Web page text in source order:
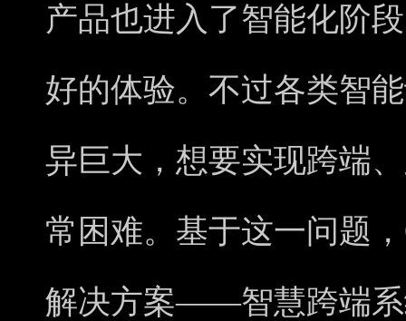
产品也进入了智能化阶
好的体验。不过各类智
异巨大，想要实现跨端
常困难。基于这一问题
解决方案——智慧跨端系